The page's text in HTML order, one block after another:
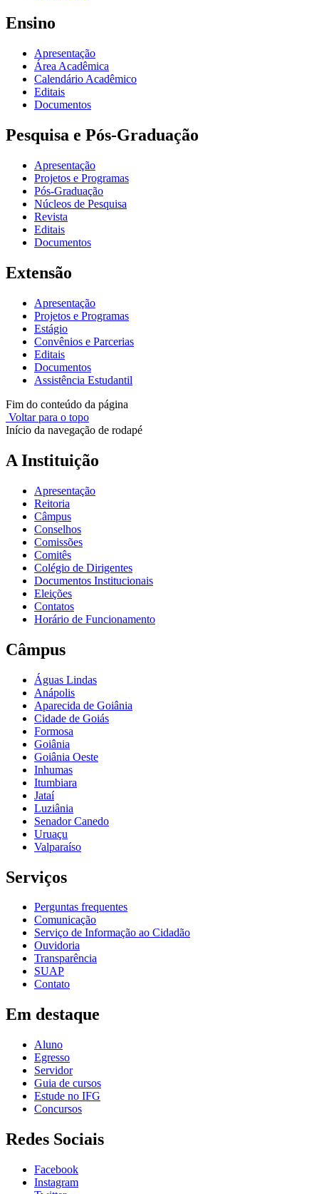
Ensino
Apresentação
Área Acadêmica
Calendário Acadêmico
Editais
Documentos
Pesquisa e Pós-Graduação
Apresentação
Projetos e Programas
Pós-Graduação
Núcleos de Pesquisa
Revista
Editais
Documentos
Extensão
Apresentação
Projetos e Programas
Estágio
Convênios e Parcerias
Editais
Documentos
Assistência Estudantil
Fim do conteúdo da página
Voltar para o topo
Início da navegação de rodapé
A Instituição
Apresentação
Reitoria
Câmpus
Conselhos
Comissões
Comitês
Colégio de Dirigentes
Documentos Institucionais
Eleições
Contatos
Horário de Funcionamento
Câmpus
Águas Lindas
Anápolis
Aparecida de Goiânia
Cidade de Goiás
Formosa
Goiânia
Goiânia Oeste
Inhumas
Itumbiara
Jataí
Luziânia
Senador Canedo
Uruaçu
Valparaíso
Serviços
Perguntas frequentes
Comunicação
Serviço de Informação ao Cidadão
Ouvidoria
Transparência
SUAP
Contato
Em destaque
Aluno
Egresso
Servidor
Guia de cursos
Estude no IFG
Concursos
Redes Sociais
Facebook
Instagram